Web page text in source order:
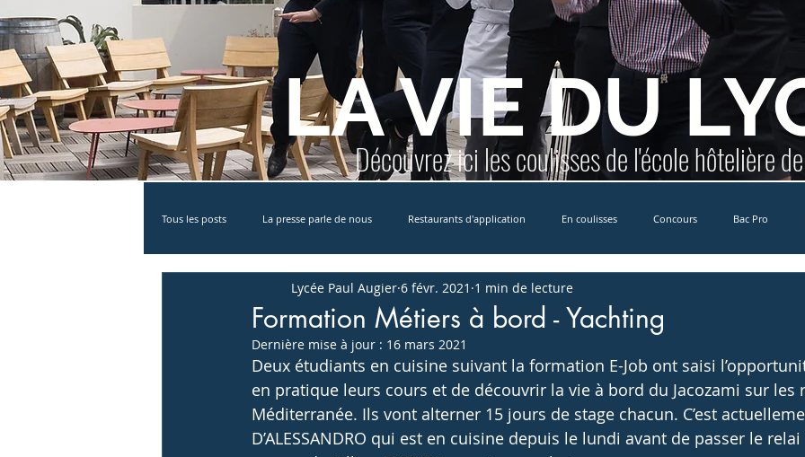
Découvrez ici les coulisses de l'école hôtelière
LA VIE DU
Tous les posts La presse parle de nous Restaurants d'application En coulisses Concours Bac Pro
MAN Bac STHR Erasmus+ MCCDR
Anciens élèves Activités sportives et UNSS CCA Certificats de spécialisation Portraits
Formation Métiers à bord - Yachting
Lycée Paul Augier 6 févr. 2021 1 min de lecture
Dernière mise à jour : 16 mars 2021
Deux étudiants en cuisine suivant la formation E-Job ont saisi
en pratique leurs cours et de découvrir la vie à bord du Jacozami sur les
Méditerranée. Ils vont alterner 15 jours de stage chacun. C’est
D’ALESSANDRO qui est en cuisine depuis le lundi avant de passer le